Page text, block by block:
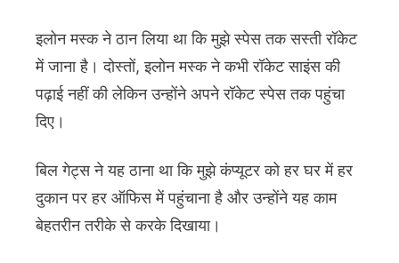
इलोन मस्क ने ठान लिया था कि मुझे स्पेस तक सस्ती रॉकेट
में जाना है। दोस्तों, इलोन मस्क ने कभी रॉकेट साइंस की
पढ़ाई नहीं की लेकिन उन्होंने अपने रॉकेट स्पेस तक पहुंचा
दिए।
बिल गेट्स ने यह ठाना था कि मुझे कंप्यूटर को हर घर में हर
दुकान पर हर ऑफिस में पहुंचाना है और उन्होंने यह काम
बेहतरीन तरीके से करके दिखाया।